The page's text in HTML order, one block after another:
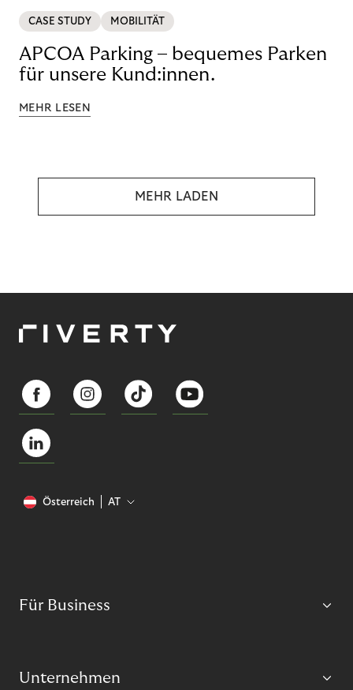
CASE STUDY MOBILITÄT
APCOA Parking – bequemes Parken
für unsere Kund:innen.
MEHR LESEN
MEHR LADEN
Österreich AT
Für Business
Unternehmen